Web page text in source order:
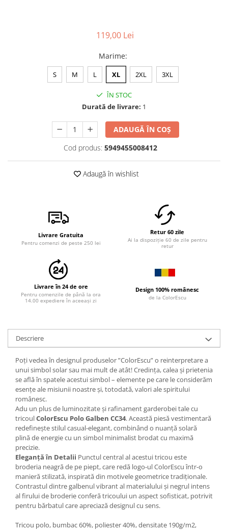
119,00 Lei
Marime:
S M L XL 2XL 3XL
ÎN STOC
Durată de livrare: 1
ADAUGĂ ÎN COȘ
Cod produs: 5949455008412
Adaugă în wishlist
Livrare Gratuita
Pentru comenzi de peste 250 lei
Retur 60 zile
Ai la dispoziție 60 de zile pentru
retur
Livrare în 24 de ore
Pentru comenzile de până la ora
14.00 expediere în aceeași zi
Design 100% românesc
de la ColorEscu
Descriere
Poți vedea în designul produselor ”ColorEscu” o reinterpretare a
unui simbol solar sau mai mult de atât! Credinţa, calea şi prietenia
se află în spatele acestui simbol – elemente pe care le considerăm
esenţe ale misiunii noastre şi, totodată, valori ale spiritului
românesc.
Adu un plus de luminozitate și rafinament garderobei tale cu
tricoulColorEscu Polo Galben CC34. Această piesă vestimentară
redefinește stilul casual-elegant, combinând o nuanță solară
plină de energie cu un simbol minimalist brodat cu maximă
precizie.
Eleganță în Detalii Punctul central al acestui tricou este
broderia neagră de pe piept, care redă logo-ul ColorEscu într-o
manieră stilizată, inspirată din motivele geometrice tradiționale.
Contrastul dintre galbenul vibrant al materialului și negrul intens
al firului de broderie conferă tricoului un aspect sofisticat, potrivit
pentru bărbatul care apreciază designul cu sens.
Tricou polo, bumbac 60%, poliester 40%, densitate 190g/m2,